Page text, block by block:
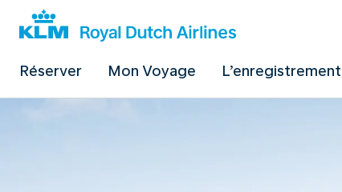
Réserver Mon Voyage L’enregistrement